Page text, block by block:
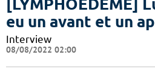
[LYMPHOEDEME]
eu un avant et un
Interview
08/08/2022 02:00